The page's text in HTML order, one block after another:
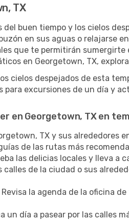
TX
del buen tiempo y los cielos
en sus aguas o relajarse
que te permitirán
en Georgetown, TX,
cielos despejados de esta
para excursiones de un día y
en Georgetown, TX en
TX y sus alrededores
de las rutas más
las delicias locales y lleva a
calles de la ciudad o sus
Revisa la agenda de la oficina
un día a pasear por las calles